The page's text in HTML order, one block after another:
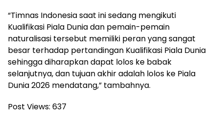
“Timnas Indonesia saat ini sedang mengikuti
Kualifikasi Piala Dunia dan pemain-pemain
naturalisasi tersebut memiliki peran yang sangat
besar terhadap pertandingan Kualifikasi Piala Dunia
sehingga diharapkan dapat lolos ke babak
selanjutnya, dan tujuan akhir adalah lolos ke Piala
Dunia 2026 mendatang,” tambahnya.
Post Views: 637